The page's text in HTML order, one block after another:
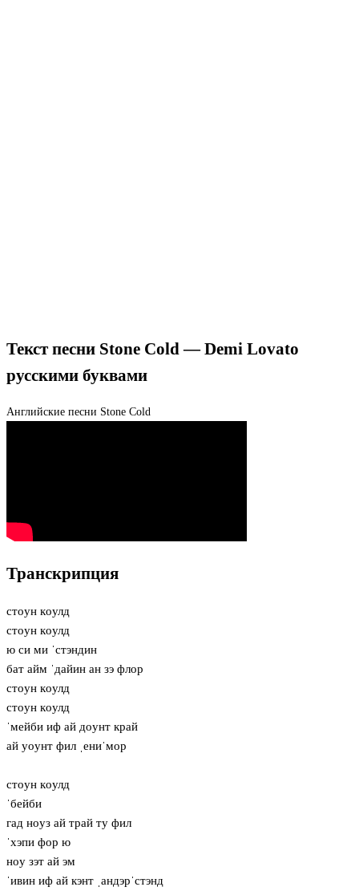
Текст песни Stone Cold — Demi Lovato
русскими буквами
Английские песни Stone Cold
Транскрипция
стoун кoулд
стoун кoулд
ю си ми ˈстэндин
бат айм ˈдайин ан зэ флор
стoун кoулд
стoун кoулд
ˈмейби иф ай дoунт край
ай уoунт фил ˌениˈмор
стoун кoулд
ˈбейби
гад нoуз ай трай ту фил
ˈхэпи фор ю
нoу зэт ай эм
ˈивин иф ай кэнт ˌандэрˈстэнд